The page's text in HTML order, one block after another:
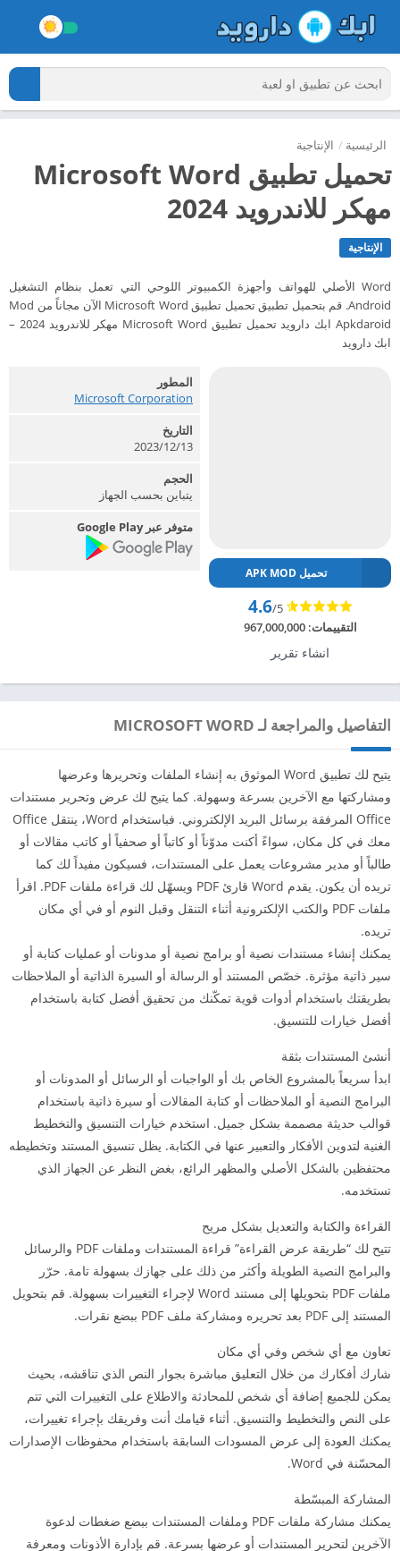
الرئيسية / الإنتاجية
تحميل تطبيق Microsoft Word
مهكر للاندرويد 2024
الإنتاجية
Word الأصلي للهواتف وأجهزة الكمبيوتر اللوحي التي تعمل بنظام التشغيل
Android. قم بتحميل تطبيق تحميل تطبيق Microsoft Word الآن مجاناً من Mod
Apkdaroid ابك دارويد تحميل تطبيق Microsoft Word مهكر للاندرويد 2024 –
ابك دارويد
تحميل APK MOD
4.6/5
التقييمات:967,000,000
انشاء تقرير
المطور
Microsoft Corporation‏
التاريخ
2023/12/13
الحجم
يتباين بحسب الجهاز
متوفر عبر Google Play
التفاصيل والمراجعة لـ MICROSOFT WORD
يتيح لك تطبيق Word الموثوق به إنشاء الملفات وتحريرها وعرضها
ومشاركتها مع الآخرين بسرعة وسهولة. كما يتيح لك عرض وتحرير مستندات
Office المرفقة برسائل البريد الإلكتروني. فباستخدام Word، ينتقل Office
معك في كل مكان، سواءً أكنت مدوّناً أو كاتباً أو صحفياً أو كاتب مقالات أو
طالباً أو مدير مشروعات يعمل على المستندات، فسيكون مفيداً لك كما
تريده أن يكون. يقدم Word قارئ PDF ويسهّل لك قراءة ملفات PDF. اقرأ
ملفات PDF والكتب الإلكترونية أثناء التنقل وقبل النوم أو في أي مكان
تريده.
يمكنك إنشاء مستندات نصية أو برامج نصية أو مدونات أو عمليات كتابة أو
سير ذاتية مؤثرة. خصّص المستند أو الرسالة أو السيرة الذاتية أو الملاحظات
بطريقتك باستخدام أدوات قوية تمكّنك من تحقيق أفضل كتابة باستخدام
أفضل خيارات للتنسيق.
أنشئ المستندات بثقة
ابدأ سريعاً بالمشروع الخاص بك أو الواجبات أو الرسائل أو المدونات أو
البرامج النصية أو الملاحظات أو كتابة المقالات أو سيرة ذاتية باستخدام
قوالب حديثة مصممة بشكل جميل. استخدم خيارات التنسيق والتخطيط
الغنية لتدوين الأفكار والتعبير عنها في الكتابة. يظل تنسيق المستند وتخطيطه
محتفظين بالشكل الأصلي والمظهر الرائع، بغض النظر عن الجهاز الذي
تستخدمه.
القراءة والكتابة والتعديل بشكل مريح
تتيح لك “طريقة عرض القراءة” قراءة المستندات وملفات PDF والرسائل
والبرامج النصية الطويلة وأكثر من ذلك على جهازك بسهولة تامة. حرّر
ملفات PDF بتحويلها إلى مستند Word لإجراء التغييرات بسهولة. قم بتحويل
المستند إلى PDF بعد تحريره ومشاركة ملف PDF ببضع نقرات.
تعاون مع أي شخص وفي أي مكان
شارك أفكارك من خلال التعليق مباشرة بجوار النص الذي تناقشه، بحيث
يمكن للجميع إضافة أي شخص للمحادثة والاطلاع على التغييرات التي تتم
على النص والتخطيط والتنسيق. أثناء قيامك أنت وفريقك بإجراء تغييرات،
يمكنك العودة إلى عرض المسودات السابقة باستخدام محفوظات الإصدارات
المحسّنة في Word.
المشاركة المبسّطة
يمكنك مشاركة ملفات PDF وملفات المستندات ببضع ضغطات لدعوة
الآخرين لتحرير المستندات أو عرضها بسرعة. قم بإدارة الأذونات ومعرفة